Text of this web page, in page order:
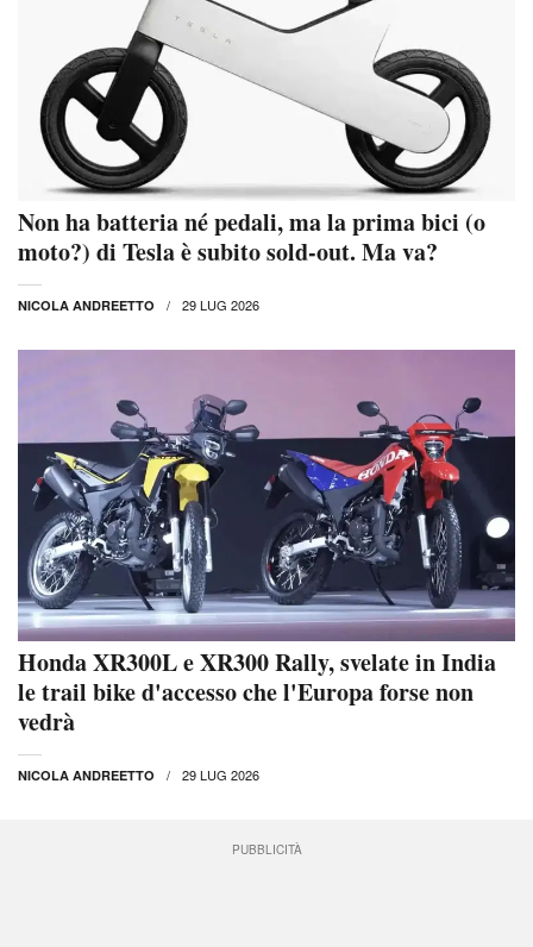
Non ha batteria né pedali, ma la prima bici (o
moto?) di Tesla è subito sold-out. Ma va?
NICOLA ANDREETTO 29 LUG 2026
Honda XR300L e XR300 Rally, svelate in India
le trail bike d'accesso che l'Europa forse non
vedrà
NICOLA ANDREETTO 29 LUG 2026
PUBBLICITÀ